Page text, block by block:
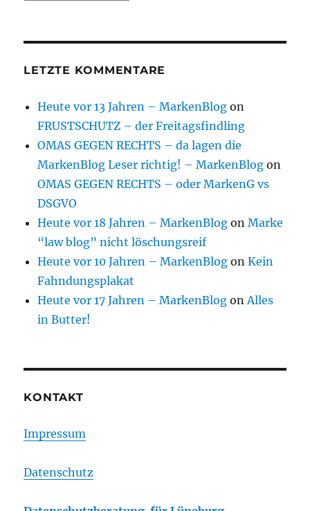
LETZTE KOMMENTARE
Heute vor 13 Jahren – MarkenBlog on
FRUSTSCHUTZ – der Freitagsfindling
OMAS GEGEN RECHTS – da lagen die
MarkenBlog Leser richtig! – MarkenBlog on
OMAS GEGEN RECHTS – oder MarkenG vs
DSGVO
Heute vor 18 Jahren – MarkenBlog onMarke
“law blog” nicht löschungsreif
Heute vor 10 Jahren – MarkenBlog onKein
Fahndungsplakat
Heute vor 17 Jahren – MarkenBlog onAlles
in Butter!
KONTAKT
Impressum
Datenschutz